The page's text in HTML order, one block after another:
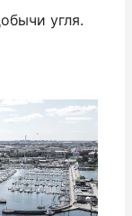
угля.